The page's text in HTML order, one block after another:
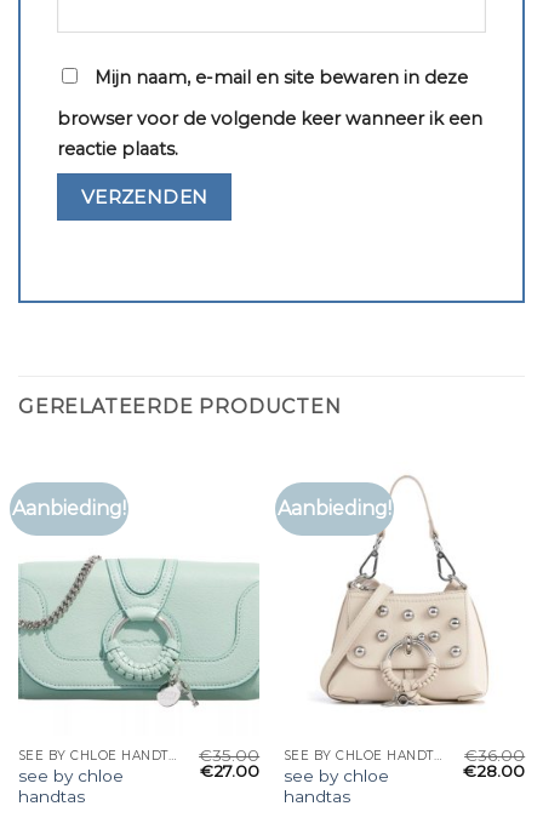
Mijn naam, e-mail en site bewaren in deze
browser voor de volgende keer wanneer ik een
reactie plaats.
GERELATEERDE PRODUCTEN
Aanbieding!
SEE BY CHLOE HANDTAS
see by chloe
handtas
€35.00
€27.00
Aanbieding!
SEE BY CHLOE HANDTAS
see by chloe
handtas
€36.00
€28.00